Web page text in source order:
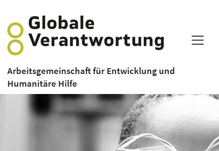
Arbeitsgemeinschaft für Entwicklung und
Humanitäre Hilfe